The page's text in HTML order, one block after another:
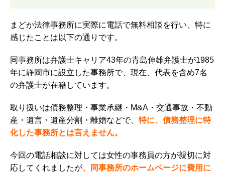
まどか法律事務所に実際に電話で無料相談を行い、特に
感じたことは以下の通りです。
同事務所は弁護士キャリア43年の青島伸雄弁護士が1985
年に静岡市に設立した事務所で、 現在、代表を含め7名
の弁護士が在籍しています。
取り扱いは債務整理・事業承継・M&A・交通事故・不動
産・遺言・遺産分割・離婚などで、 特に、債務整理に特
化した事務所とは言えません。
今回の電話相談に対しては女性の事務員の方が親切に対
応してくれましたが、同事務所のホームページに費用に